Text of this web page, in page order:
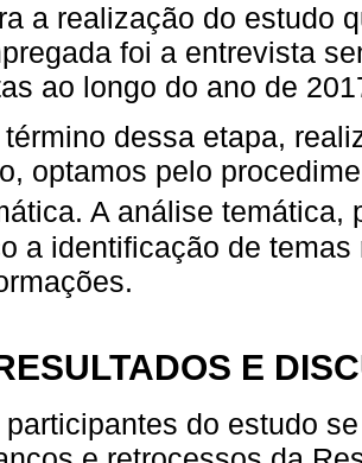
a realização do estudo
foi a entrevista
ao longo do ano de
dessa etapa,
optamos pelo
A análise temática,
a identificação de
E
participantes do estudo